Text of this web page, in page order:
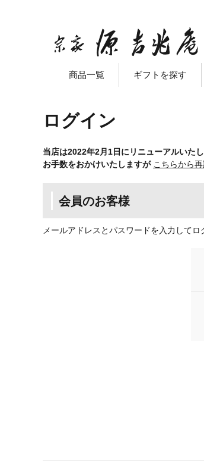
商品一覧 ギフトを探す
ログイン
当店は2022年2月1日にリニューアルいた
お手数をおかけいたしますが こちらから
会員のお客様
メールアドレスとパスワードを入力してロ